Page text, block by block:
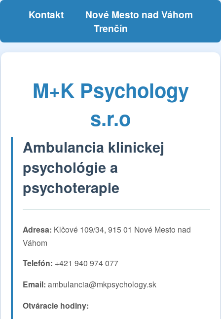
Kontakt
Nové Mesto nad Váhom
Trenčín
M+K Psychology
s.r.o
Ambulancia klinickej
psychológie a
psychoterapie
Adresa: Klčové 109/34, 915 01 Nové Mesto nad
Váhom
Telefón: +421 940 974 077
Email: ambulancia@mkpsychology.sk
Otváracie hodiny: